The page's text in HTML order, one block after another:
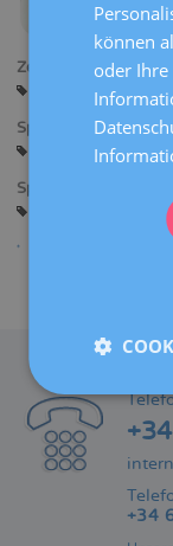
Zentren:
Sant Cugat
Sprachen:
Spanisch
Spezialitäten:
+34
können
oder